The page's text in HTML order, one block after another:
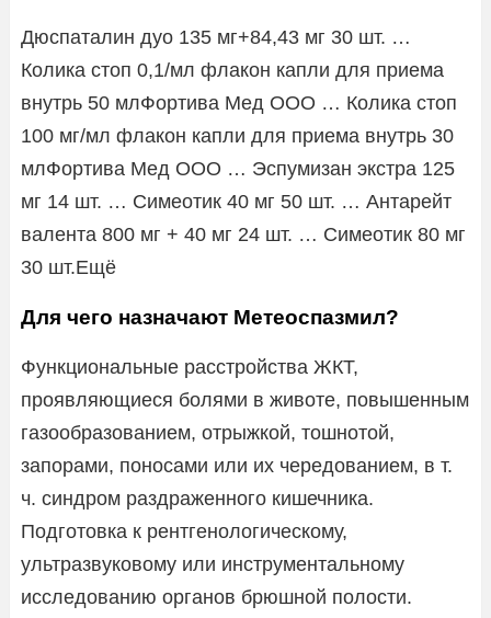
Дюспаталин дуо 135 мг+84,43 мг 30 шт. …
Колика стоп 0,1/мл флакон капли для приема
внутрь 50 млФортива Мед ООО … Колика стоп
100 мг/мл флакон капли для приема внутрь 30
млФортива Мед ООО … Эспумизан экстра 125
мг 14 шт. … Симеотик 40 мг 50 шт. … Антарейт
валента 800 мг + 40 мг 24 шт. … Симеотик 80 мг
30 шт.Ещё
Для чего назначают Метеоспазмил?
Функциональные расстройства ЖКТ,
проявляющиеся болями в животе, повышенным
газообразованием, отрыжкой, тошнотой,
запорами, поносами или их чередованием, в т.
ч. синдром раздраженного кишечника.
Подготовка к рентгенологическому,
ультразвуковому или инструментальному
исследованию органов брюшной полости.